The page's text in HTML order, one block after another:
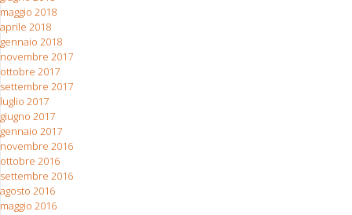
maggio 2018
aprile 2018
gennaio 2018
novembre 2017
ottobre 2017
settembre 2017
luglio 2017
giugno 2017
gennaio 2017
novembre 2016
ottobre 2016
settembre 2016
agosto 2016
maggio 2016